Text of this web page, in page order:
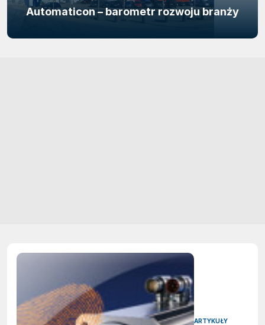
Automaticon – barometr rozwoju branży
ARTYKUŁY